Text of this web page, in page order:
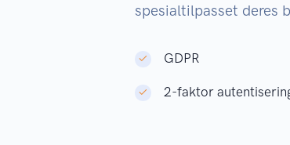
spesialtilpasset deres
GDPR
2-faktor